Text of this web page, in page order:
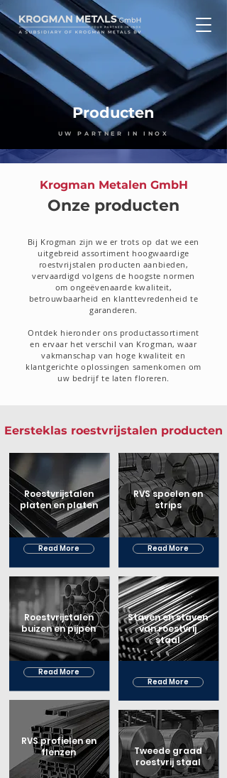
Producten
UW PARTNER IN INOX
Krogman Metalen GmbH
Onze producten
Bij Krogman zijn we er trots op dat we een
uitgebreid assortiment hoogwaardige
roestvrijstalen producten aanbieden,
vervaardigd volgens de hoogste normen
om ongeëvenaarde kwaliteit,
betrouwbaarheid en klanttevredenheid te
garanderen.
Ontdek hieronder ons productassortiment
en ervaar het verschil van Krogman, waar
vakmanschap van hoge kwaliteit en
klantgerichte oplossingen samenkomen om
uw bedrijf te laten floreren.
Eersteklas roestvrijstalen producten
Roestvrijstalen
platen en platen
Read More
Roestvrijstalen
buizen en pijpen
Read More
RVS profielen en
flenzen
RVS spoelen en
strips
Read More
Staven en staven
van roestvrij
staal
Read More
Tweede graad
roestvrij staal